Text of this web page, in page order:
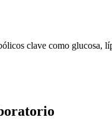
clave como